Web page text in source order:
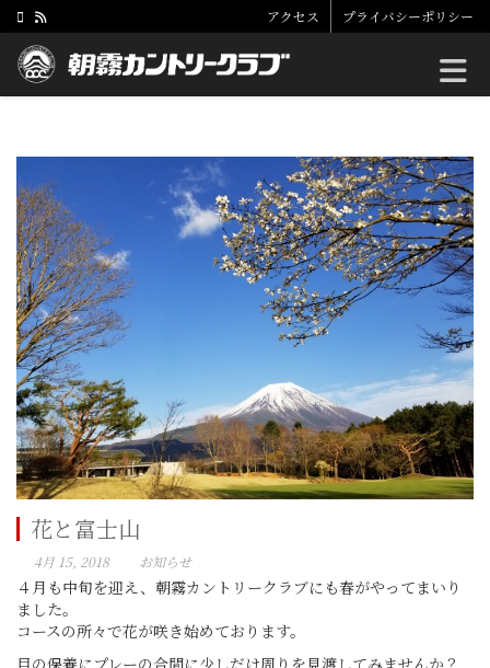
アクセス プライバシーポリシー
花と富士山
4月 15, 2018 お知らせ
４月も中旬を迎え、朝霧カントリークラブにも春がやってまいり
ました。
コースの所々で花が咲き始めております。